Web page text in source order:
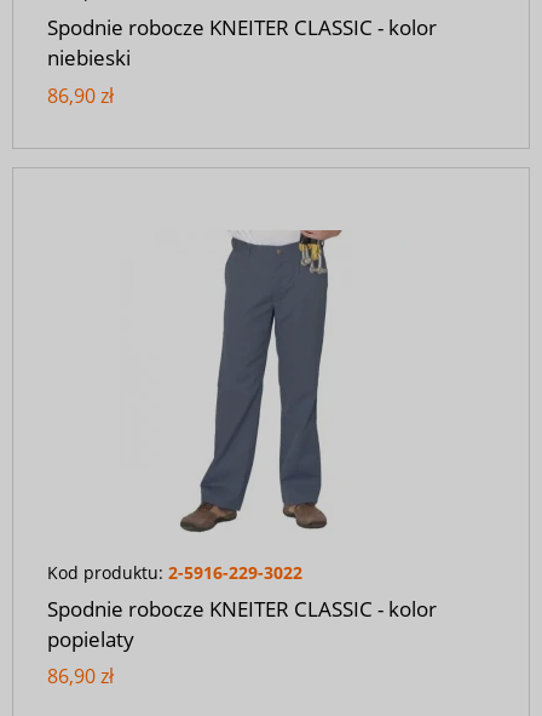
Spodnie robocze KNEITER CLASSIC - kolor
niebieski
86,90 zł
Kod produktu: 2-5916-229-3022
Spodnie robocze KNEITER CLASSIC - kolor
popielaty
86,90 zł